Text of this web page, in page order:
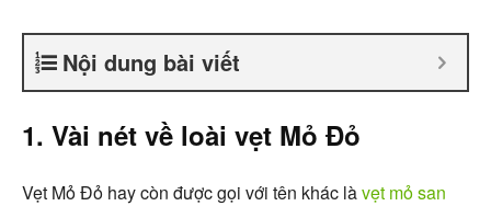
Nội dung bài viết
1. Vài nét về loài vẹt Mỏ Đỏ
Vẹt Mỏ Đỏ hay còn được gọi với tên khác làvẹt mỏ san